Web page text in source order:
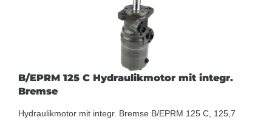
B/EPRM 125 C Hydraulikmotor mit integr.
Bremse
Hydraulikmotor mit integr. Bremse B/EPRM 125 C, 125,7